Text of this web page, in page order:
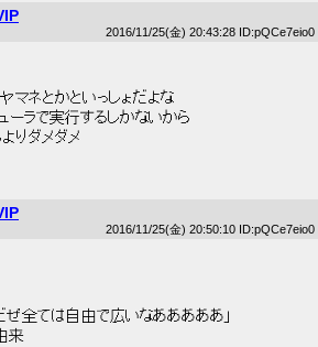
2016/11/25(金) 20:43:28 ID:pQCe7eio0
マネとかといっしょだよな
ーラで実行するしかないから
りダメダメ
2016/11/25(金) 20:50:10 ID:pQCe7eio0
ぜ全ては自由で広いなあああああ」
来